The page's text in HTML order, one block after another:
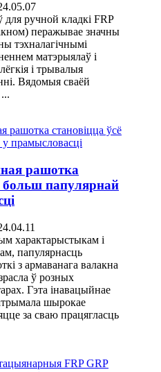
для ручной кладкі FRP
перажывае значны
тэхналагічнымі
матэрыялаў і
і трывалыя
Вядомыя сваёй
рашотка
больш папулярнай
характарыстыкам і
папулярнасць
з армаванага валакна
ў розных
Гэта інавацыйнае
шырокае
за сваю працягласць